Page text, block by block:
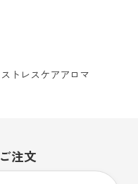
ストレスケアアロマ
ご注文